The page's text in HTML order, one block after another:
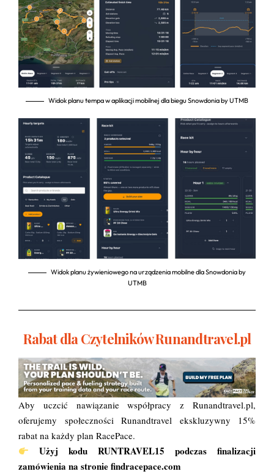
Widok planu tempa w aplikacji mobilnej dla biegu Snowdonia by UTMB
Widok planu żywieniowego na urządzenia mobilne dla Snowdonia by
UTMB
Rabat dla Czytelników Runandtravel.pl
Aby uczcić nawiązanie współpracy z Runandtravel.pl,
oferujemy społeczności Runandtravel ekskluzywny 15%
rabat na każdy plan RacePace.
Użyj kodu RUNTRAVEL15 podczas finalizacji
zamówienia na stroniefindracepace.com